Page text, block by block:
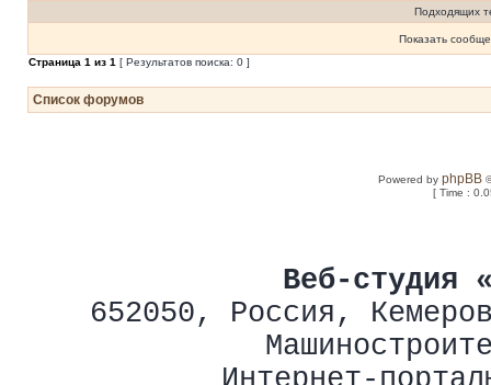
Подходящих
Показать
Страница 1 из 1 [ Результатов поиска: 0 ]
Список форумов
Powered byphpBB
[ Time :
Веб-студия
652050, Россия ,